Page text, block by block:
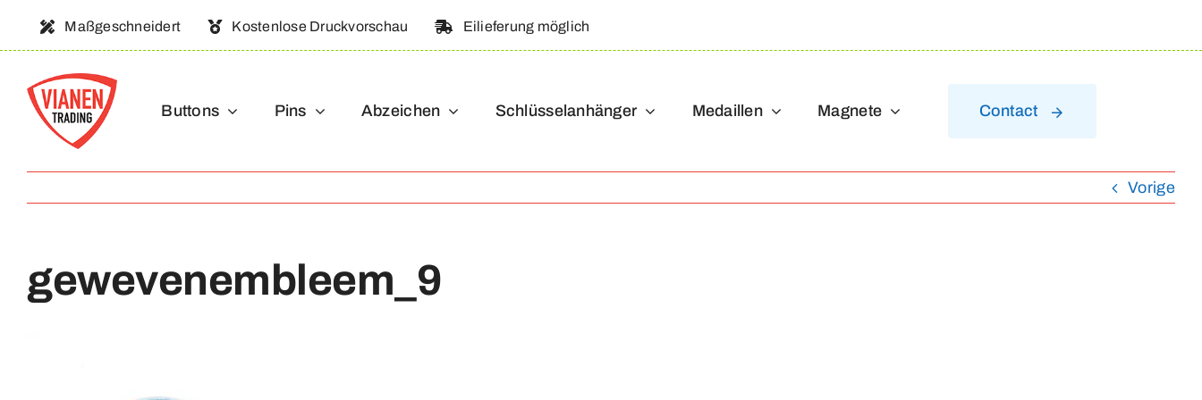
Maßgeschneidert Kostenlose Druckvorschau Eilieferung möglich
Buttons Pins Abzeichen Schlüsselanhänger Medaillen Magnete Contact
Vorige
gewevenembleem_9